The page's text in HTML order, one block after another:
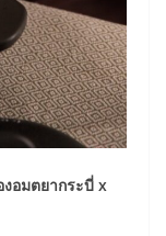
อมตยากระบี่ x